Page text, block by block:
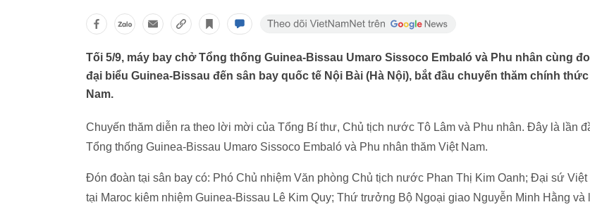
Tối 5/9, máy bay chở Tổng thống Guinea-Bissau Umaro Sissoco Embaló và Phu nhân cùng
đại biểu Guinea-Bissau đến sân bay quốc tế Nội Bài (Hà Nội), bắt đầu chuyến thăm chính
Nam.
Chuyến thăm diễn ra theo lời mời của Tổng Bí thư, Chủ tịch nước Tô Lâm và Phu nhân. Đây là lần
Tổng thống Guinea-Bissau Umaro Sissoco Embaló và Phu nhân thăm Việt Nam.
Đón đoàn tại sân bay có: Phó Chủ nhiệm Văn phòng Chủ tịch nước Phan Thị Kim Oanh; Đại sứ Việt
tại Maroc kiêm nhiệm Guinea-Bissau Lê Kim Quy; Thứ trưởng Bộ Ngoại giao Nguyễn Minh Hằng và